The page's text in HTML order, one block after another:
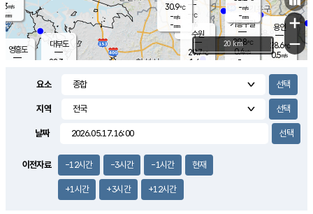
m/s
mm
영흥도
용인
28.6℃
0.5m/s
0.0m/s
대부도
28.3
- ℃
m/s
mm
기흥구갈
29.8℃
0.4m/s
-
30.9℃
-m/s
-mm
-m/s
-mm
수원
29.7℃
1.4 m/s
+
−
20 km
요소
지역
날짜
이전자료 -12시간 -3시간 -1시간 현재
+1시간 +3시간 +12시간